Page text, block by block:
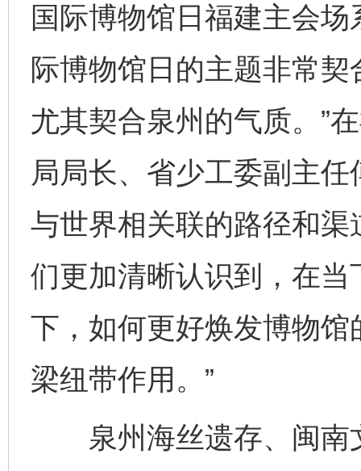
国际博物馆日福建主会
际博物馆日的主题非常
尤其契合泉州的气质。”
局局长、省少工委副主
与世界相关联的路径和渠
们更加清晰认识到，在
下，如何更好焕发博物
梁纽带作用。”
泉州海丝遗存、闽南